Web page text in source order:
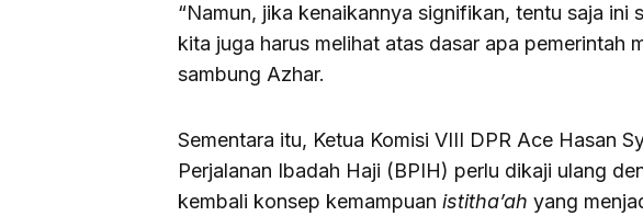
“Namun, jika kenaikannya signifikan, tentu saja ini
kita juga harus melihat atas dasar apa pemerintah
sambung Azhar.
Sementara itu, Ketua Komisi VIII DPR Ace Hasan
Perjalanan Ibadah Haji (BPIH) perlu dikaji ulang
kembali konsep kemampuan istitha’ah yang